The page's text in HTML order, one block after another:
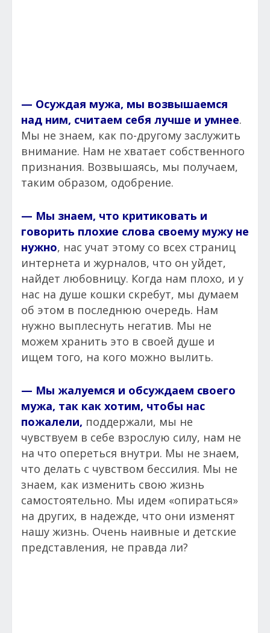
— Осуждая мужа, мы возвышаемся
над ним, считаем себя лучше и умнее.
Мы не знаем, как по-другому заслужить
внимание. Нам не хватает собственного
признания. Возвышаясь, мы получаем,
таким образом, одобрение.
— Мы знаем, что критиковать и
говорить плохие слова своему мужу не
нужно, нас учат этому со всех страниц
интернета и журналов, что он уйдет,
найдет любовницу. Когда нам плохо, и у
нас на душе кошки скребут, мы думаем
об этом в последнюю очередь. Нам
нужно выплеснуть негатив. Мы не
можем хранить это в своей душе и
ищем того, на кого можно вылить.
— Мы жалуемся и обсуждаем своего
мужа, так как хотим, чтобы нас
пожалели, поддержали, мы не
чувствуем в себе взрослую силу, нам не
на что опереться внутри. Мы не знаем,
что делать с чувством бессилия. Мы не
знаем, как изменить свою жизнь
самостоятельно. Мы идем «опираться»
на других, в надежде, что они изменят
нашу жизнь. Очень наивные и детские
представления, не правда ли?